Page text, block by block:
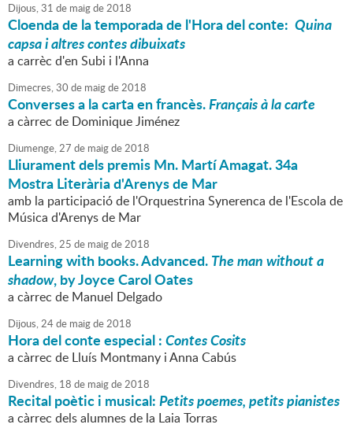
Dijous,31 de maigde2018
Cloenda de la temporada de l'Hora del conte: Quina
capsa i altres contes dibuixats
a carrèc d'en Subi i l'Anna
Dimecres,30 de maigde2018
Converses a la carta en francès.Français à la carte
a càrrec de Dominique Jiménez
Diumenge,27 de maigde2018
Lliurament dels premis Mn. Martí Amagat. 34a
Mostra Literària d'Arenys de Mar
amb la participació de l'Orquestrina Synerenca de l'Escola de
Música d'Arenys de Mar
Divendres,25 de maigde2018
Learning with books. Advanced.The man without a
shadow, by Joyce Carol Oates
a càrrec de Manuel Delgado
Dijous,24de maigde2018
Hora del conte especial :Contes Cosits
a càrrec de Lluís Montmany i Anna Cabús
Divendres, 18 de maigde2018
Recital poètic i musical:Petits poemes, petits pianistes
a càrrec dels alumnes de la Laia Torras